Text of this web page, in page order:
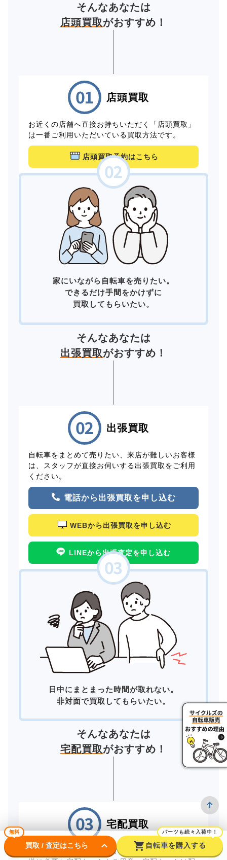
そんなあなたは
店頭買取がおすすめ！
店頭買取
お近くの店舗へ直接お持ちいただく「店頭買取」
は一番ご利用いただいている買取方法です。
店頭買取予約はこちら
家にいながら自転車を売りたい。
できるだけ手間をかけずに
買取してもらいたい。
そんなあなたは
出張買取がおすすめ！
出張買取
自転車をまとめて売りたい、来店が難しいお客様
は、スタッフが直接お伺いする出張買取をご利用
ください。
電話から出張買取を申し込む
WEBから出張買取を申し込む
LINEから出張査定を申し込む
日中にまとまった時間が取れない。
非対面で買取してもらいたい。
そんなあなたは
宅配買取がおすすめ！
宅配買取
自宅にいながら買取が完了する「宅配買取」。配
無料
買取 / 査定はこちら keyboard_arrow_down shopping_cart
パーツも続々入荷中！
自転車を購入する